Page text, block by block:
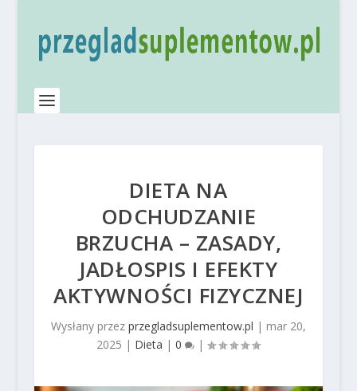
DIETA NA
ODCHUDZANIE
BRZUCHA – ZASADY,
JADŁOSPIS I EFEKTY
AKTYWNOŚCI FIZYCZNEJ
Wysłany przez przegladsuplementow.pl | mar 20,
2025 | Dieta |0 |